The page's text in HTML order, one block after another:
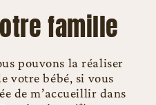
famille
pouvons la réaliser
votre bébé, si vous
de m’accueillir dans